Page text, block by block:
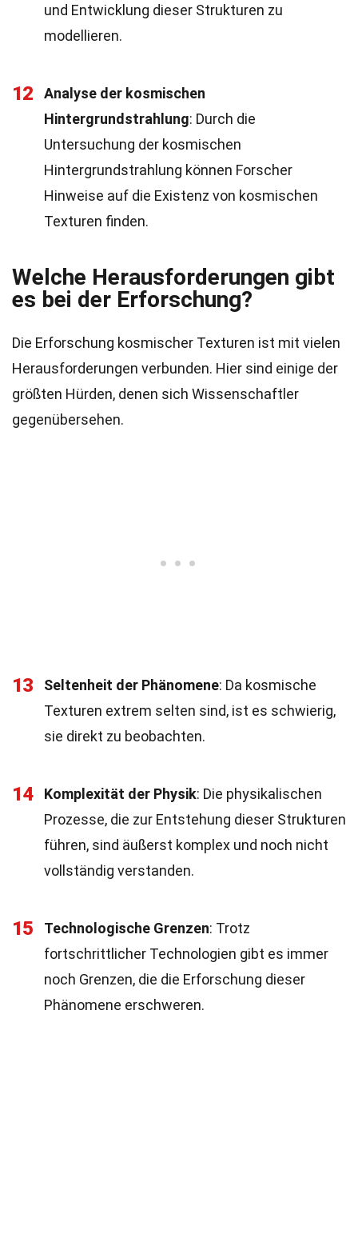
und Entwicklung dieser Strukturen zu
modellieren.
12
Analyse der kosmischen
Hintergrundstrahlung: Durch die
Untersuchung der kosmischen
Hintergrundstrahlung können Forscher
Hinweise auf die Existenz von kosmischen
Texturen finden.
Welche Herausforderungen gibt
es bei der Erforschung?
Die Erforschung kosmischer Texturen ist mit vielen
Herausforderungen verbunden. Hier sind einige der
größten Hürden, denen sich Wissenschaftler
gegenübersehen.
13 Seltenheit der Phänomene: Da kosmische
Texturen extrem selten sind, ist es schwierig,
sie direkt zu beobachten.
14 Komplexität der Physik: Die physikalischen
Prozesse, die zur Entstehung dieser Strukturen
führen, sind äußerst komplex und noch nicht
vollständig verstanden.
15 Technologische Grenzen: Trotz
fortschrittlicher Technologien gibt es immer
noch Grenzen, die die Erforschung dieser
Phänomene erschweren.